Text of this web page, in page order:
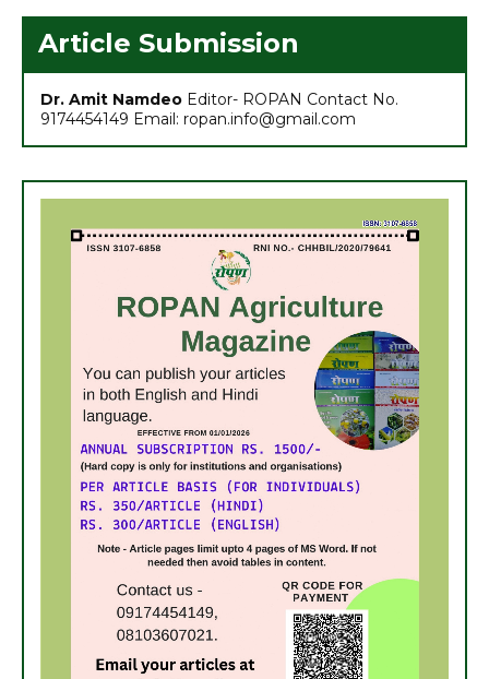
7. अधिक मुनाफा कमाने हेतु करें- ग्रीष्मकालीन भिण्डी की खेती
Article Submission
Dr. Amit Namdeo Editor- ROPAN Contact No.
9174454149 Email: ropan.info@gmail.com